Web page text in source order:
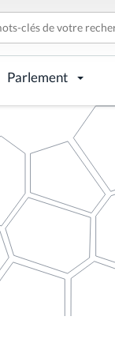
Parlement